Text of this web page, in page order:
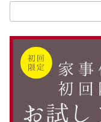
索：